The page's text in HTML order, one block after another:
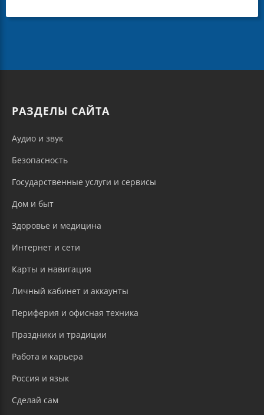
РАЗДЕЛЫ САЙТА
Аудио и звук
Безопасность
Государственные услуги и сервисы
Дом и быт
Здоровье и медицина
Интернет и сети
Карты и навигация
Личный кабинет и аккаунты
Периферия и офисная техника
Праздники и традиции
Работа и карьера
Россия и язык
Сделай сам